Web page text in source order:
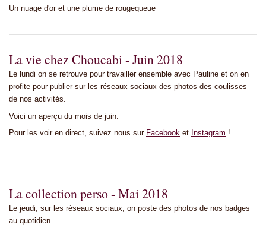
Un nuage d'or et une plume de rougequeue
La vie chez Choucabi - Juin 2018
Le lundi on se retrouve pour travailler ensemble avec Pauline et on en
profite pour publier sur les réseaux sociaux des photos des coulisses
de nos activités.
Voici un aperçu du mois de juin.
Pour les voir en direct, suivez nous sur Facebook et Instagram !
La collection perso - Mai 2018
Le jeudi, sur les réseaux sociaux, on poste des photos de nos badges
au quotidien.